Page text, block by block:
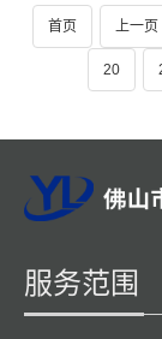
首页 上一页
20
服务范围